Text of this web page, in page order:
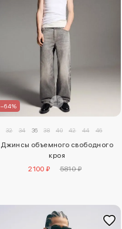
–64%
32 34 36 38 40 42 44 46
Джинсы объемного свободного
кроя
2100 ₽
5810 ₽